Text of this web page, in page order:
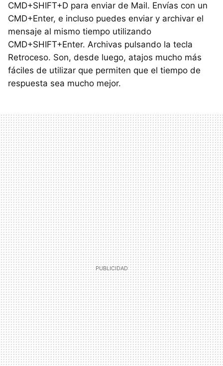
CMD+SHIFT+D para enviar de Mail. Envías con un
CMD+Enter, e incluso puedes enviar y archivar el
mensaje al mismo tiempo utilizando
CMD+SHIFT+Enter. Archivas pulsando la tecla
Retroceso. Son, desde luego, atajos mucho más
fáciles de utilizar que permiten que el tiempo de
respuesta sea mucho mejor.